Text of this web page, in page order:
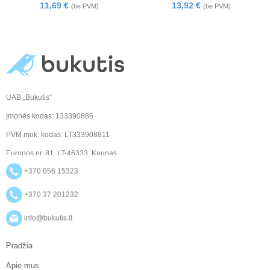
11,69 € (be PVM)
13,92 € (be PVM)
UAB „Bukutis“
Įmonės kodas: 133390886
PVM mok. kodas: LT333908811
Europos pr. 81, LT-46333, Kaunas
+370 656 15323
+370 37 201232
info@bukutis.lt
Pradžia
Apie mus